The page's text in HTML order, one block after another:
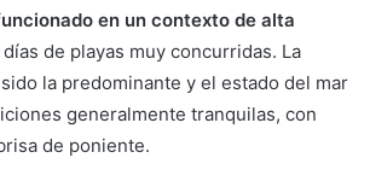
en un contexto de alta
de playas muy concurridas. La
la predominante y el estado del mar
generalmente tranquilas, con
de poniente.